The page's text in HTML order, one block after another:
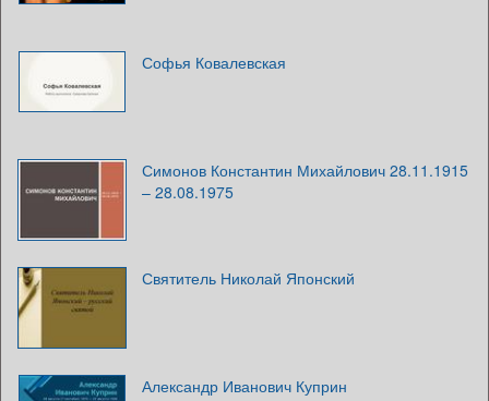
Софья Ковалевская
Симонов Константин Михайлович 28.11.1915
– 28.08.1975
Святитель Николай Японский
Александр Иванович Куприн